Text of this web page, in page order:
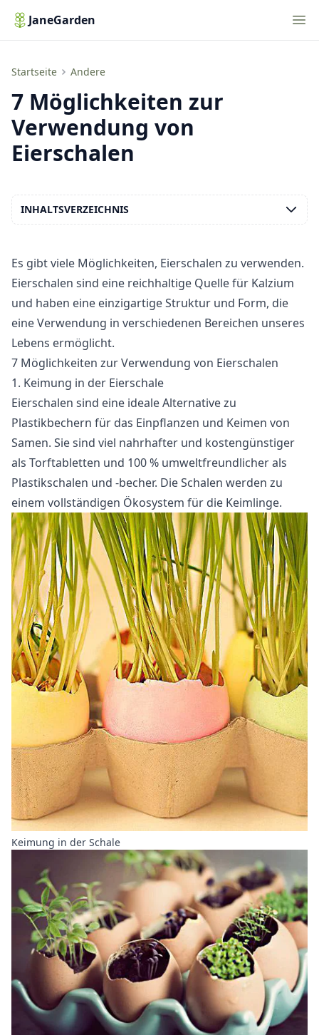
JaneGarden
Startseite Andere
7 Möglichkeiten zur Verwendung von Eierschalen
7 Möglichkeiten zur
Verwendung von
Eierschalen
Es gibt viele Möglichkeiten, Eierschalen zu verwenden.
Eierschalen sind eine reichhaltige Quelle für Kalzium
und haben eine einzigartige Struktur und Form, die
eine Verwendung in verschiedenen Bereichen unseres
Lebens ermöglicht.
7 Möglichkeiten zur Verwendung von Eierschalen
1. Keimung in der Eierschale
Eierschalen sind eine ideale Alternative zu
Plastikbechern für das Einpflanzen und Keimen von
Samen. Sie sind viel nahrhafter und kostengünstiger
als Torftabletten und 100 % umweltfreundlicher als
Plastikschalen und -becher. Die Schalen werden zu
einem vollständigen Ökosystem für die Keimlinge.
Keimung in der Schale
INHALTSVERZEICHNIS